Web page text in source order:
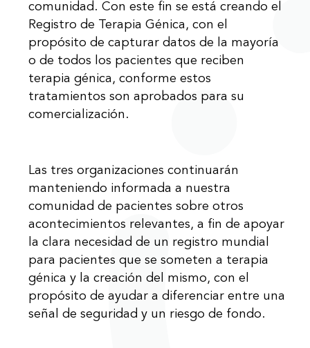
comunidad. Con este fin se está creando el
Registro de Terapia Génica, con el
propósito de capturar datos de la mayoría
o de todos los pacientes que reciben
terapia génica, conforme estos
tratamientos son aprobados para su
comercialización.
Las tres organizaciones continuarán
manteniendo informada a nuestra
comunidad de pacientes sobre otros
acontecimientos relevantes, a fin de apoyar
la clara necesidad de un registro mundial
para pacientes que se someten a terapia
génica y la creación del mismo, con el
propósito de ayudar a diferenciar entre una
señal de seguridad y un riesgo de fondo.